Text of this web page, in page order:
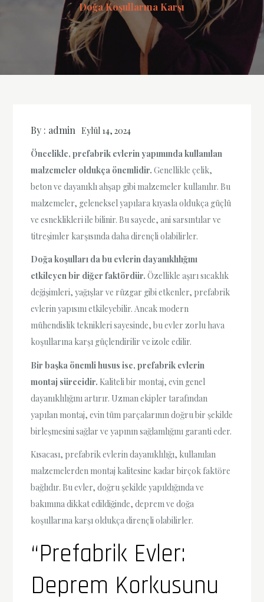
Doğa Koşullarına Karşı
By : admin Eylül 14, 2024
Öncelikle, prefabrik evlerin yapımında kullanılan
malzemeler oldukça önemlidir. Genellikle çelik,
beton ve dayanıklı ahşap gibi malzemeler kullanılır. Bu
malzemeler, geleneksel yapılara kıyasla oldukça güçlü
ve esneklikleri ile bilinir. Bu sayede, ani sarsıntılar ve
titreşimler karşısında daha dirençli olabilirler.
Doğa koşulları da bu evlerin dayanıklılığını
etkileyen bir diğer faktördür. Özellikle aşırı sıcaklık
değişimleri, yağışlar ve rüzgar gibi etkenler, prefabrik
evlerin yapısını etkileyebilir. Ancak modern
mühendislik teknikleri sayesinde, bu evler zorlu hava
koşullarına karşı güçlendirilir ve izole edilir.
Bir başka önemli husus ise, prefabrik evlerin
montaj sürecidir. Kaliteli bir montaj, evin genel
dayanıklılığını artırır. Uzman ekipler tarafından
yapılan montaj, evin tüm parçalarının doğru bir şekilde
birleşmesini sağlar ve yapının sağlamlığını garanti eder.
Kısacası, prefabrik evlerin dayanıklılığı, kullanılan
malzemelerden montaj kalitesine kadar birçok faktöre
bağlıdır. Bu evler, doğru şekilde yapıldığında ve
bakımına dikkat edildiğinde, deprem ve doğa
koşullarına karşı oldukça dirençli olabilirler.
“Prefabrik Evler:
Deprem Korkusunu